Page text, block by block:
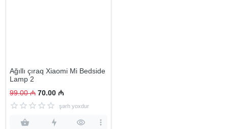
Ağıllı çıraq Xiaomi Mi Bedside
Lamp 2
99.00 ₼ 70.00 ₼
şərh yoxdur